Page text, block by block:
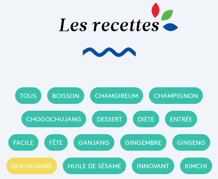
Les recettes
TOUS BOISSON CHAMGIREUM CHAMPIGNON
CHOGOCHUJANG DESSERT DIÈTE ENTRÉE
FACILE FÊTE GANJANG GINGEMBRE GINSENG
GOCHUJANG HUILE DE SÉSAME INNOVANT KIMCHI